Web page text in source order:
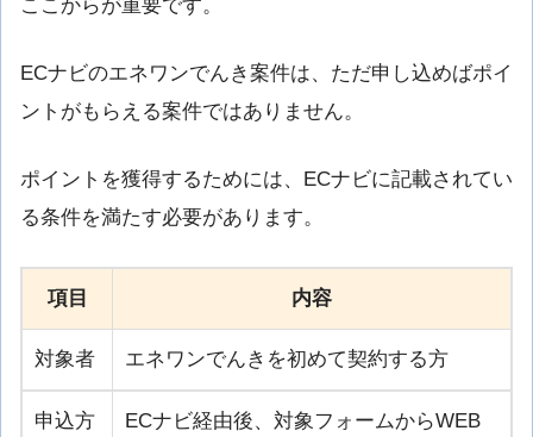
ここからが重要です。
ECナビのエネワンでんき案件は、ただ申し込めばポイ
ントがもらえる案件ではありません。
ポイントを獲得するためには、ECナビに記載されてい
る条件を満たす必要があります。
項目 内容
対象者 エネワンでんきを初めて契約する方
申込方
ECナビ経由後、対象フォームからWEB